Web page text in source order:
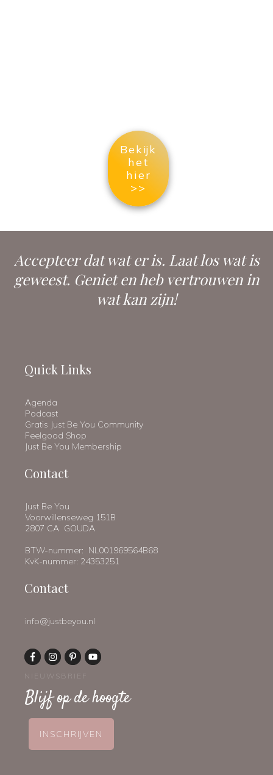
Bekijk
het
hier
>>
Accepteer dat wat er is. Laat los wat is
geweest. Geniet en heb vertrouwen in
wat kan zijn!
Quick Links
Agenda
Podcast
Gratis Just Be You Community
Feelgood Shop
Just Be You Membership
Contact
Just Be You
Voorwillenseweg 151B
2807 CA GOUDA
BTW-nummer: NL001969564B68
KvK-nummer: 24353251
Contact
info@justbeyou.nl
NIEUWSBRIEF
Blijf op de hoogte
INSCHRIJVEN